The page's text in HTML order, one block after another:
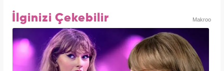
İlginizi Çekebilir Makroo